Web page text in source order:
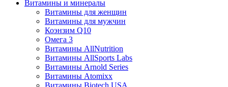
Витамины и минералы
Витамины для женщин
Витамины для мужчин
Коэнзим Q10
Омега 3
Витамины AllNutrition
Витамины AllSports Labs
Витамины Arnold Series
Витамины Atomixx
Витамины Biotech USA